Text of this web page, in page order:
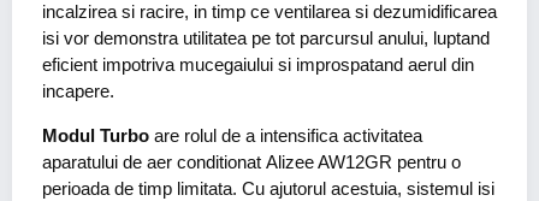
incalzirea si racire, in timp ce ventilarea si dezumidificarea
isi vor demonstra utilitatea pe tot parcursul anului, luptand
eficient impotriva mucegaiului si improspatand aerul din
incapere.
Modul Turbo are rolul de a intensifica activitatea
aparatului de aer conditionat Alizee AW12GR pentru o
perioada de timp limitata. Cu ajutorul acestuia, sistemul isi